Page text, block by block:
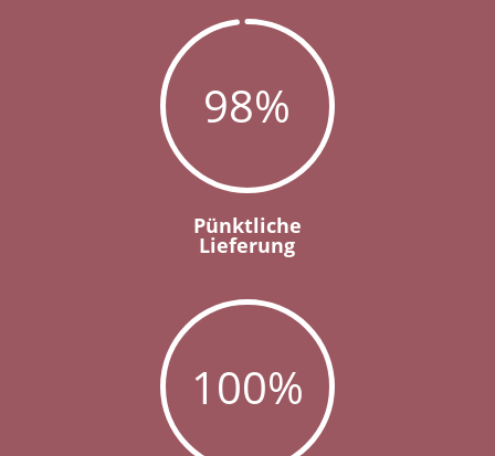
98%
Pünktliche
Lieferung
100%